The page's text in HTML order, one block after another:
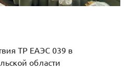
ТР ЕАЭС 039 в
области